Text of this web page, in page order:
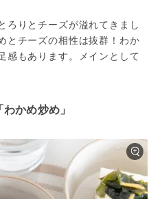
ろりとチーズが溢れてきまし
とチーズの相性は抜群！わか
感もあります。メインとして
かめ炒め」